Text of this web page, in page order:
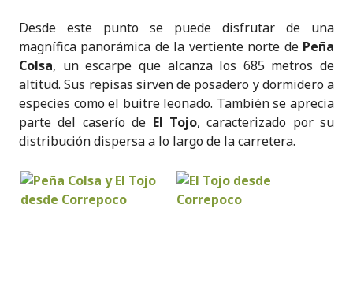
Desde este punto se puede disfrutar de una
magnífica panorámica de la vertiente norte de Peña
Colsa, un escarpe que alcanza los 685 metros de
altitud. Sus repisas sirven de posadero y dormidero a
especies como el buitre leonado. También se aprecia
parte del caserío de El Tojo, caracterizado por su
distribución dispersa a lo largo de la carretera.